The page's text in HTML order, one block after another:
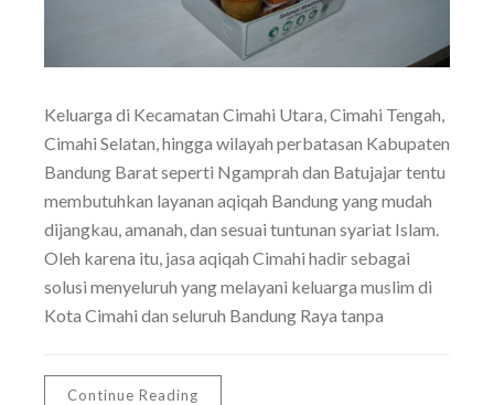
Keluarga di Kecamatan Cimahi Utara, Cimahi Tengah,
Cimahi Selatan, hingga wilayah perbatasan Kabupaten
Bandung Barat seperti Ngamprah dan Batujajar tentu
membutuhkan layanan aqiqah Bandung yang mudah
dijangkau, amanah, dan sesuai tuntunan syariat Islam.
Oleh karena itu, jasa aqiqah Cimahi hadir sebagai
solusi menyeluruh yang melayani keluarga muslim di
Kota Cimahi dan seluruh Bandung Raya tanpa
Continue Reading